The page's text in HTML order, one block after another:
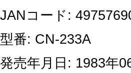
JANコード:
型番: CN-233A
発売年月日: 1983年